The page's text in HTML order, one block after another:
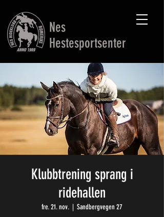
Nes
Hestesportsenter
Klubbtrening sprang i
ridehallen
fre. 21. nov.
  |
Sandbergvegen 27